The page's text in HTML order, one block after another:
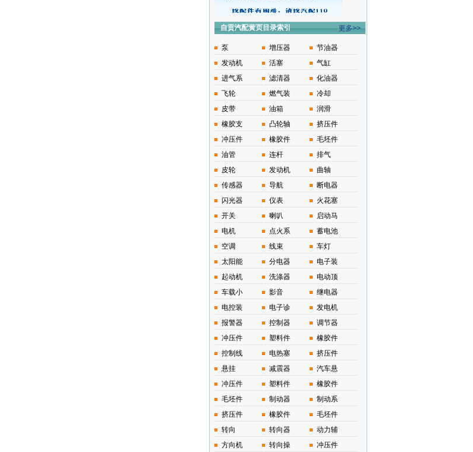
自贡汽配黄页目录索引 更多>>
泵 增压器
节油器
发动机
活塞
气缸
进气系
滤清器
化油器
飞轮
燃气装
冷却
皮带
油箱
润滑
橡胶支
凸轮轴
挤压件
冲压件
橡胶件
毛坯件
油管
连杆
排气
皮轮
发动机
曲轴
传感器
导航
断电器
闪光器
仪表
火花塞
开关
喇叭
启动马
电机
点火系
蓄电池
空调
线束
车灯
太阳能
分电器
电子装
起动机
洗涤器
电动顶
车载小
影音
继电器
电控装
电子诊
发电机
报警器
控制器
调节器
冲压件
塑料件
橡胶件
控制线
电热塞
挤压件
悬挂
减震器
汽车悬
冲压件
塑料件
橡胶件
毛坯件
制动器
制动系
挤压件
橡胶件
毛坯件
转向
转向器
动力辅
方向机
转向操 冲压件